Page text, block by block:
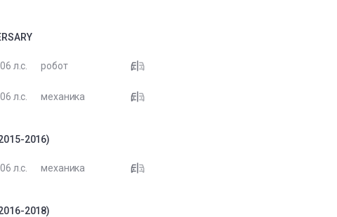
л.с. робот
л.с. механика
2016)
л.с. механика
2018)